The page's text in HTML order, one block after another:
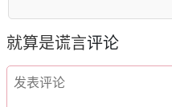
就算是谎言评论